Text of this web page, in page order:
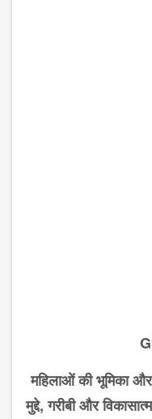
महिलाओं की भूमिका
मुद्दे,गरीबी और